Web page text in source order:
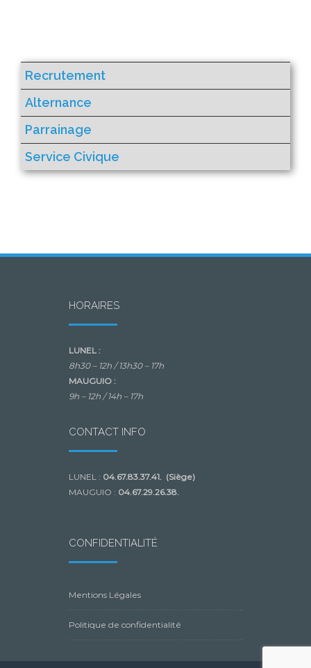
Recrutement
Alternance
Parrainage
Service Civique
HORAIRES
LUNEL :
8h30 – 12h /13h30 – 17h
MAUGUIO :
9h – 12h /14h – 17h
CONTACT INFO
LUNEL : 04.67.83.37.41. (Siège)
MAUGUIO : 04.67.29.26.38.
CONFIDENTIALITÉ
Mentions Légales
Politique de confidentialité